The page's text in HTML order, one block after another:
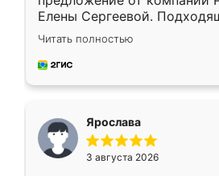
Елены Сергеевой.
короткие сроки
для замера сотрудник
предложил по моему
Читать полностью
Ярослава
3 августа 2026